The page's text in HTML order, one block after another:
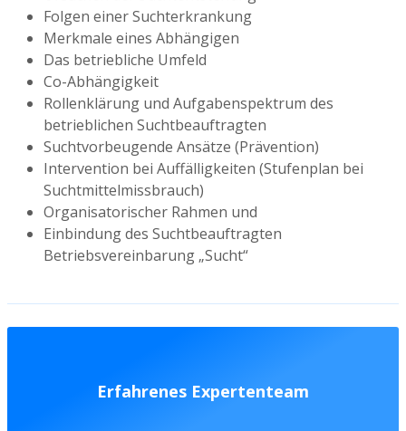
Folgen einer Suchterkrankung
Merkmale eines Abhängigen
Das betriebliche Umfeld
Co-Abhängigkeit
Rollenklärung und Aufgabenspektrum des
betrieblichen Suchtbeauftragten
Suchtvorbeugende Ansätze (Prävention)
Intervention bei Auffälligkeiten (Stufenplan bei
Suchtmittelmissbrauch)
Organisatorischer Rahmen und
Einbindung des Suchtbeauftragten
Betriebsvereinbarung „Sucht“
Erfahrenes Expertenteam